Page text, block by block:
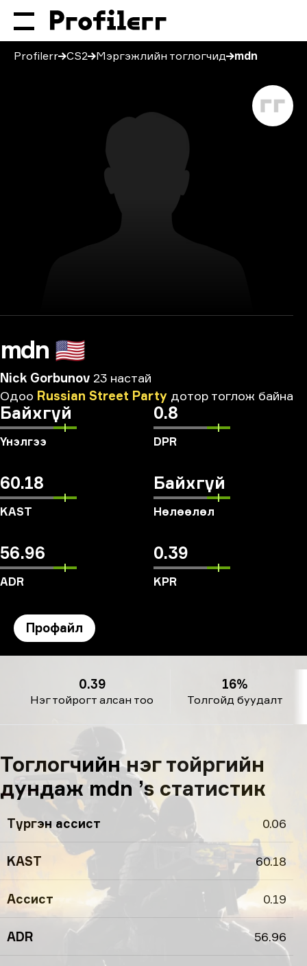
Profilerr CS2 Мэргэжлийн тоглогчид mdn
mdn 🇺🇸
Nick Gorbunov 23 настай
Одоо Russian Street Party дотор тоглож байна
Байхгүй
Үнэлгээ
0.8
DPR
60.18
KAST
Байхгүй
Нөлөөлөл
56.96
ADR
0.39
KPR
Профайл
Нэг тойрогт алсан тоо
0.39
Толгойд буудалт
16%
Тоглогчийн нэг тойргийн
дундаж mdn ’s статистик
Түргэн ассист 0.06
KAST 60.18
Ассист 0.19
ADR 56.96